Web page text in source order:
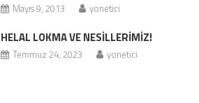
Mayıs 9, 2013 yonetici
HELAL LOKMA VE NESİLLERİMİZ!
Temmuz 24, 2023 yonetici